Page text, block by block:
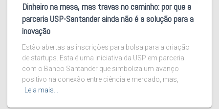
Dinheiro na mesa, mas travas no caminho: por que a
parceria USP-Santander ainda não é a solução para a
inovação
Estão abertas as inscrições para bolsa para a criação
de startups. Esta é uma iniciativa da USP em parceria
com o Banco Santander que simboliza um avanço
positivo na conexão entre ciência e mercado, mas,
Leia mais…